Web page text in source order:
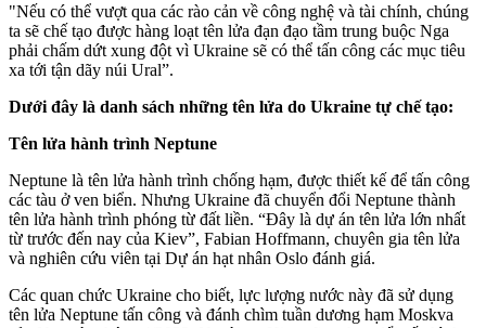
"Nếu có thể vượt qua các rào cản về công nghệ và tài chính, chúng
ta sẽ chế tạo được hàng loạt tên lửa đạn đạo tầm trung buộc Nga
phải chấm dứt xung đột vì Ukraine sẽ có thể tấn công các mục tiêu
xa tới tận dãy núi Ural”.
Dưới đây là danh sách những tên lửa do Ukraine tự chế tạo:
Tên lửa hành trình Neptune
Neptune là tên lửa hành trình chống hạm, được thiết kế để tấn công
các tàu ở ven biển. Nhưng Ukraine đã chuyển đổi Neptune thành
tên lửa hành trình phóng từ đất liền. “Đây là dự án tên lửa lớn nhất
từ trước đến nay của Kiev”, Fabian Hoffmann, chuyên gia tên lửa
và nghiên cứu viên tại Dự án hạt nhân Oslo đánh giá.
Các quan chức Ukraine cho biết, lực lượng nước này đã sử dụng
tên lửa Neptune tấn công và đánh chìm tuần dương hạm Moskva